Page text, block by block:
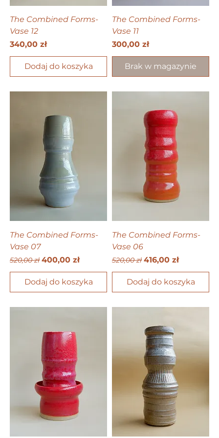
The Combined Forms-
Vase 12
Cena
340,00 zł
Dodaj do koszyka
The Combined Forms-
Vase 11
Cena
300,00 zł
Brak w magazynie
The Combined Forms-
Vase 07
Regularna cena
520,00 zł Cena rabatowa
400,00 zł
Dodaj do koszyka
The Combined Forms-
Vase 06
Regularna cena
520,00 zł Cena rabatowa
416,00 zł
Dodaj do koszyka